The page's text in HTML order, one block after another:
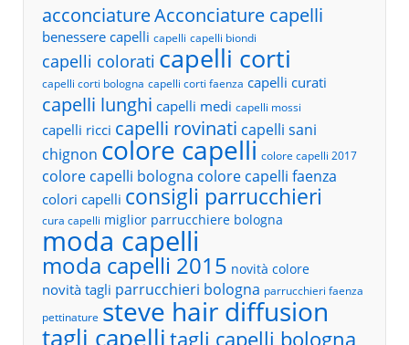
acconciatureAcconciature capelli
benessere capelli capelli capelli biondi
capelli colorati capelli corti
capelli corti bologna capelli corti faenza capelli curati
capelli lunghi capelli medi capelli mossi
capelli ricci capelli rovinati capelli sani
chignon colore capelli colore capelli 2017
colore capelli bologna colore capelli faenza
colori capelli consigli parrucchieri
cura capelli miglior parrucchiere bologna
moda capelli
moda capelli 2015 novità colore
novità tagli parrucchieri bologna parrucchieri faenza
pettinature steve hair diffusion
tagli capelli tagli capelli bologna